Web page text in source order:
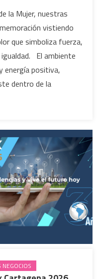
la Mujer, nuestras
vistiendo
que simboliza fuerza,
El ambiente
energía positiva,
dentro de la
NEGOCIOS